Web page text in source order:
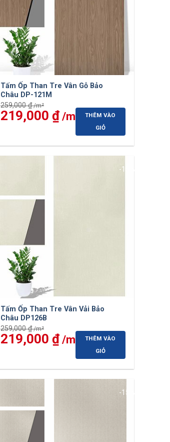
Tấm Ốp Than Tre Vân Gỗ Bảo
Châu DP-121M
259,000₫
Giá
gốc
219,000 ₫
Giá
hiện
THÊM VÀO
GIỎ
-15%
Tấm Ốp Than Tre Vân Vải Bảo
Châu DP126B
259,000₫
Giá
gốc
219,000 ₫
Giá
hiện
THÊM VÀO
GIỎ
-15%